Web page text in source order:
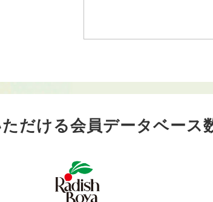
だける会員データベース